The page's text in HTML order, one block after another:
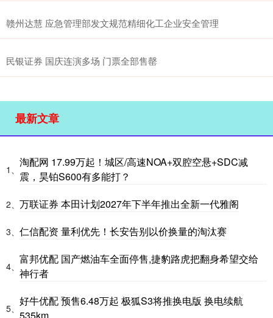
赣州达慧 应急管理部发文规范精细化工企业安全管理
民银证券 国庆连演多场 门票全部售罄
最新文章
1、
淘配网 17.99万起！城区/高速NOA+双腔空悬+SDC减
震，昊铂S600有多能打？
2、 万联证券 本田计划2027年下半年推出全新一代雅阁
3、 仁信配资 量利优先！长安告别以价换量的淘汰赛
4、
富邦优配 国产燃油车全面停售,捷豹路虎把翻身希望交给
神行者
5、
好牛优配 预售6.48万起 极狐S3将推换电版 换电续航
535km